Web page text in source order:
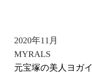
2020年11月
MYRALS
元宝塚の美人ヨガ